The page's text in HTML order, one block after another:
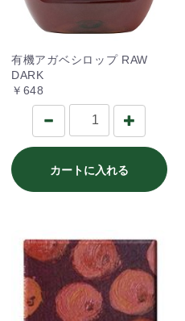
有機アガベシロップ RAW
DARK
￥648
カートに入れる